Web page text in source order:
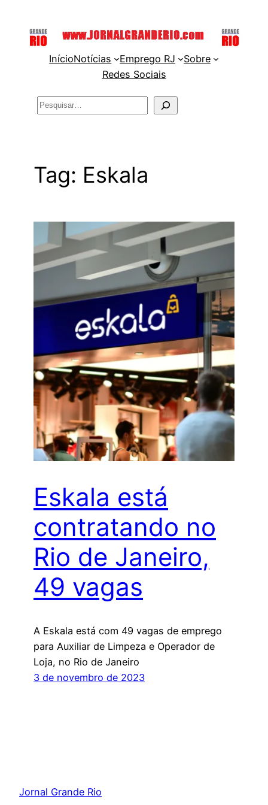
InícioNotícias Emprego RJ
Sobre
Redes Sociais
Pesquisar
Tag: Eskala
Eskala está
contratando no
Rio de Janeiro,
49 vagas
A Eskala está com 49 vagas de emprego
para Auxiliar de Limpeza e Operador de
Loja, no Rio de Janeiro
3 de novembro de 2023
Jornal Grande Rio